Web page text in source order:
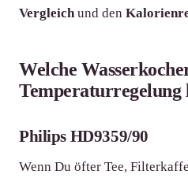
Vergleichund den
Welche
Temperaturregelung
Philips HD9359/90
Wenn Du öfter Tee,